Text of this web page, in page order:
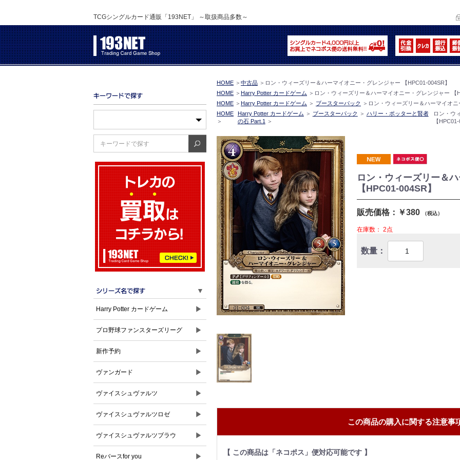
TCGシングルカード通販「193NET」 ～取扱商品多数～
▼
Harry Potter カードゲーム ▶
プロ野球ファンスターズリーグ ▶
新作予約 ▶
ヴァンガード ▶
ヴァイスシュヴァルツ ▶
ヴァイスシュヴァルツロゼ ▶
ヴァイスシュヴァルツブラウ ▶
Reバースfor you ▶
HOME ＞ 中古品 ＞ ロン・ウィーズリー＆ハーマイオニー・グレンジャー 【HPC01-004SR】
HOME ＞ Harry Potter カードゲーム ＞ ロン・ウィーズリー＆ハーマイオニー・グレンジャー 【
HOME ＞ Harry Potter カードゲーム ＞ ブースターパック ＞ ロン・ウィーズリー＆ハーマイオ
HOME
＞
Harry Potter カードゲーム ＞ ブースターパック ＞ ハリー・ポッターと賢者
の石 Part.1
＞
ロン・ウ
【
ロン・ウィーズリー＆
【HPC01-004SR】
販売価格：￥380 （税込）
在庫数：2点
数量：
この商品の購入に関する注意事
【 この商品は「ネコポス」便対応可能です 】